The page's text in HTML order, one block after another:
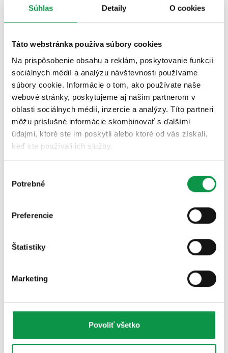
Súhlas Detaily O cookies
Táto webstránka používa súbory cookies
Na prispôsobenie obsahu a reklám, poskytovanie funkcií
sociálnych médií a analýzu návštevnosti používame
súbory cookie. Informácie o tom, ako používate naše
webové stránky, poskytujeme aj našim partnerom v
oblasti sociálnych médií, inzercie a analýzy. Títo partneri
môžu príslušné informácie skombinovať s ďalšími
údajmi, ktoré ste im poskytli alebo ktoré od vás získali,
keď ste používali ich služby.
súhlasu
Potrebné
Preferencie
Štatistiky
Marketing
Povoliť všetko